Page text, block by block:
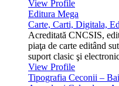
View Profile
Editura Mega
Carte, Carti, Digitala,
Acreditată CNCSIS,
piaţa de carte editând
suport clasic şi
View Profile
Tipografia Ceconii –